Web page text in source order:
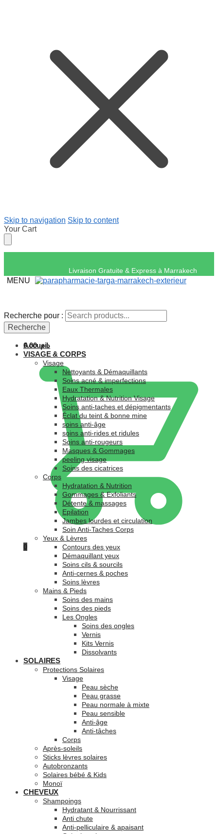
Skip to navigation Skip to content
Your Cart
Livraison Gratuite &
MENU
Recherche pour :
Recherche
د.م.0.00
0
Recherche pour :
Recherche
Accueil
VISAGE & CORPS
Visage
Nettoyants & Démaquillants
Soins acné & imperfections
Eaux Thermales
Hydratation & Nutrition Visage
Soins anti-taches et dépigmentants
Éclat du teint & bonne mine
soins anti-âge
soins anti-rides et ridules
Soins anti-rougeurs
Masques & Gommages
peeling visage
Soins des cicatrices
Corps
Hydratation & Nutrition
Gommages & Exfoliants
Détente & massages
Epilation
Jambes lourdes et circulation
Soin Anti-Taches Corps
Yeux & Lèvres
Contours des yeux
Démaquillant yeux
Soins cils & sourcils
Anti-cernes & poches
Soins lèvres
Mains & Pieds
Soins des mains
Soins des pieds
Les Ongles
Soins des ongles
Vernis
Kits Vernis
Dissolvants
SOLAIRES
Protections Solaires
Visage
Peau sèche
Peau grasse
Peau normale à mixte
Peau sensible
Anti-âge
Anti-tâches
Corps
Après-soleils
Sticks lèvres solaires
Autobronzants
Solaires bébé & Kids
Monoï
CHEVEUX
Shampoings
Hydratant & Nourrissant
Anti chute
Anti-pelliculaire & apaisant